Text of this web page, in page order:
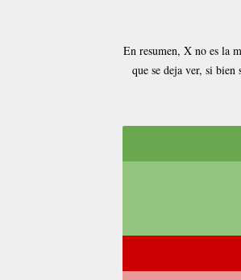
En resumen, X no es la
que se deja ver, si bien